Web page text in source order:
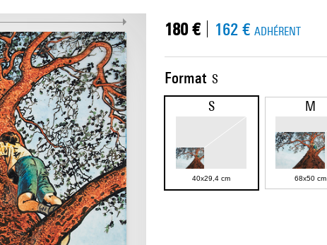
Format S
S
40x29,4 cm
M
68x50 cm
180 € 162 € ADHÉRENT